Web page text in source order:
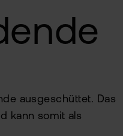
ausgeschüttet. Das
kann somit als